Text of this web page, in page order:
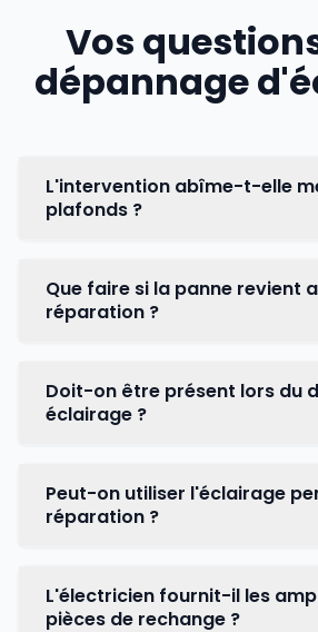
Vos
dépannage
L'intervention abîme-t-elle
plafonds ?
interventions qui dégradent
après réparation.
Que faire si la panne revient
réparation ?
est lié à notre intervention,
Doit-on être présent lors du
éclairage ?
pour expliquer le problème et à
Peut-on utiliser l'éclairage
réparation ?
concerné pour sa sécurité. Les
L'électricien fournit-il les
pièces de rechange ?